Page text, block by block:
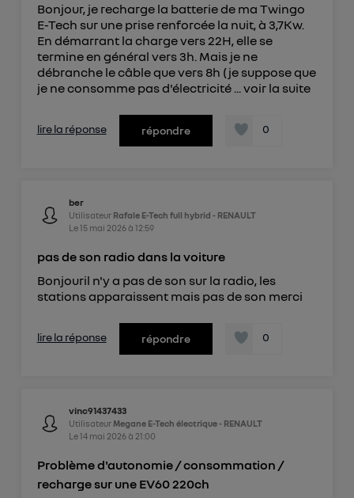
Bonjour, je recharge la batterie de ma Twingo
E-Tech sur une prise renforcée la nuit, à 3,7Kw.
En démarrant la charge vers 22H, elle se
termine en général vers 3h. Mais je ne
débranche le câble que vers 8h (je suppose que
je ne consomme pas d'électricité ... voir la suite
lire la réponse répondre 0
ber
Utilisateur Rafale E-Tech full hybrid - RENAULT
Le15 mai 2026à 12:59
pas de son radio dans la voiture
Bonjouril n'y a pas de son sur la radio, les
stations apparaissent mais pas de son merci
lire la réponse répondre 0
vinc91437433
Utilisateur Megane E-Tech électrique - RENAULT
Le14 mai 2026à 21:00
Problème d'autonomie / consommation /
recharge sur une EV60 220ch